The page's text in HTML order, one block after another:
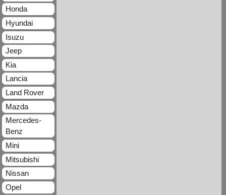
Honda
Hyundai
Isuzu
Jeep
Kia
Lancia
Land Rover
Mazda
Mercedes-
Benz
Mini
Mitsubishi
Nissan
Opel